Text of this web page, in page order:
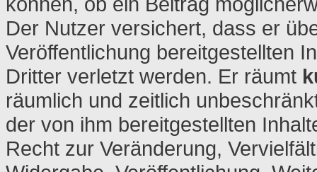
Der Nutzer versichert, dass er
Veröffentlichung bereitgestellten
Dritter verletzt werden. Er räumt
räumlich und zeitlich
der von ihm bereitgestellten
Recht zur Veränderung,